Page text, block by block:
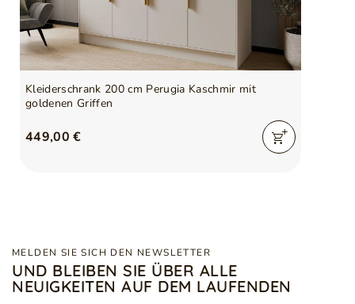
Kleiderschrank 200 cm Perugia Kaschmir mit
goldenen Griffen
449,00 €
MELDEN SIE SICH DEN NEWSLETTER
UND BLEIBEN SIE ÜBER ALLE
NEUIGKEITEN AUF DEM LAUFENDEN